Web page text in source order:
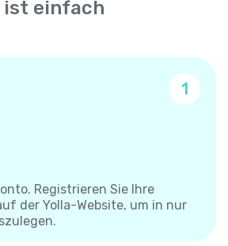
ist einfach
1
Registrieren Sie Ihre
der Yolla-Website, um in nur